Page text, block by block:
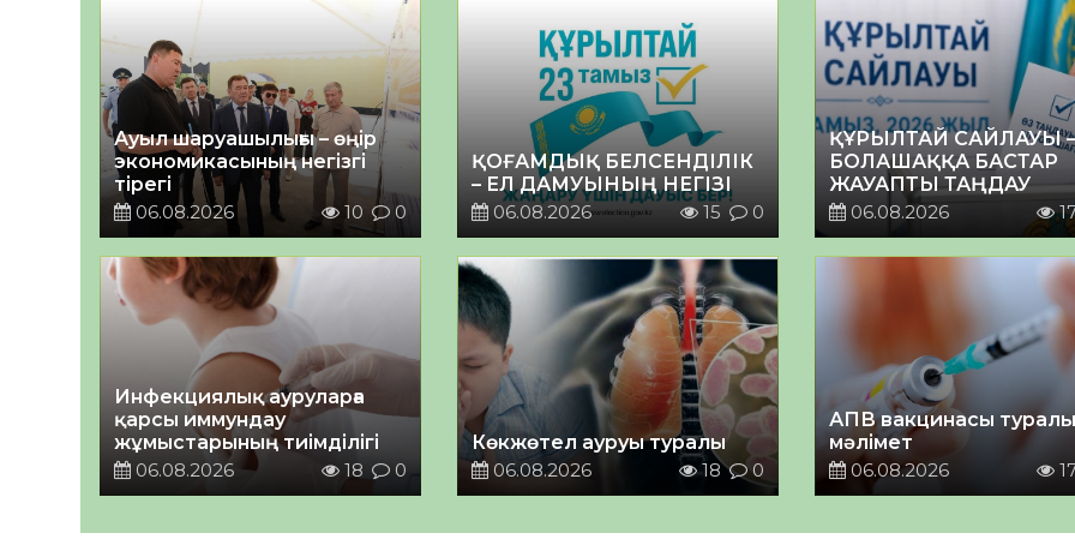
Ауыл шаруашылығы – өңір
экономикасының негізгі
тірегі
06.08.2026
10 0
ҚОҒАМДЫҚ БЕЛСЕНДІЛІК
– ЕЛ ДАМУЫНЫҢ НЕГІЗІ
06.08.2026
15 0
ҚҰРЫЛТАЙ САЙЛАУЫ –
БОЛАШАҚҚА БАСТАР
ЖАУАПТЫ ТАҢДАУ
06.08.2026
Инфекциялық ауруларға
қарсы иммундау
жұмыстарының тиімділігі
06.08.2026
18 0
Көкжөтел ауруы туралы
06.08.2026
18 0
АПВ вакцинасы туралы
мәлімет
06.08.2026